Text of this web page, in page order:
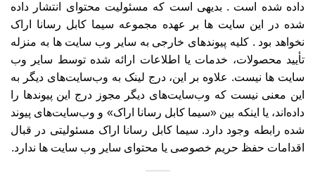
داده شده است . بدیهی است که مسئولیت محتوای انتشار داده
شده در این سایت ها بر عهده مجموعه سیما کابل رسانا اراک
نخواهد بود . کلیه پیوندهای خارجی به سایر وب سایت ها به منزله
تأیید محصولات، خدمات یا اطلاعات ارائه شده توسط سایر وب
سایت ها نیست. علاوه بر این، درج لینک به وب‌سایت‌های دیگر به
این معنی نیست که وب‌سایت‌های دیگر مجوز درج این پیوندها را
داده‌اند، یا اینکه بین «سیما کابل رسانا اراک» و وب‌سایت‌های پیوند
شده رابطه وجود دارد. سیما کابل رسانا اراک مسئولیتی در قبال
اقدامات حفظ حریم خصوصی یا محتوای سایر وب سایت ها ندارد.